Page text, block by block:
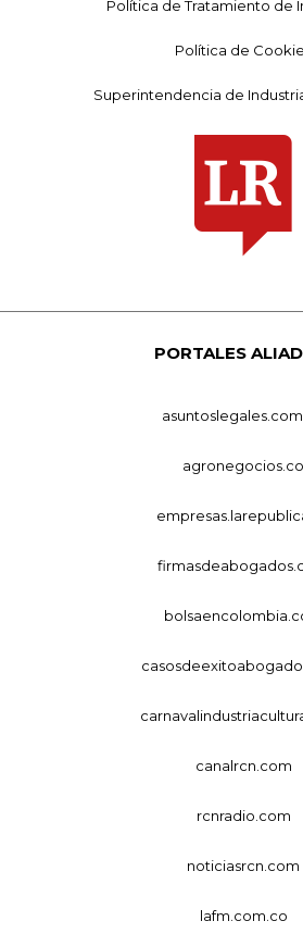
Política de Tratamiento de
Política de
Superintendencia de
PORTALES
agronegocios.co
canalrcn.com
rcnradio.com
noticiasrcn.com
lafm.com.co